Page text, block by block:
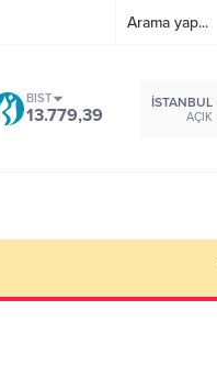
BIST
13.779,39
İSTANBUL
AÇIK